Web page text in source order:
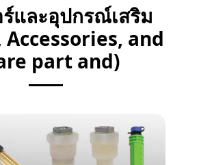
ร์และอุปกรณ์เสริม
Accessories, and
part and)